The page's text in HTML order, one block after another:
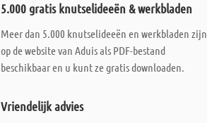
5.000 gratis knutselideeën & werkbladen
Meer dan 5.000 knutselideeën en werkbladen zijn
op de website van Aduis als PDF-bestand
beschikbaar en u kunt ze gratis downloaden.
Vriendelijk advies